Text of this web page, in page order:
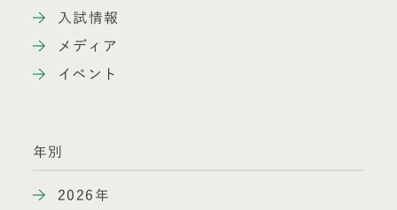
入試情報
メディア
イベント
年別
2026年